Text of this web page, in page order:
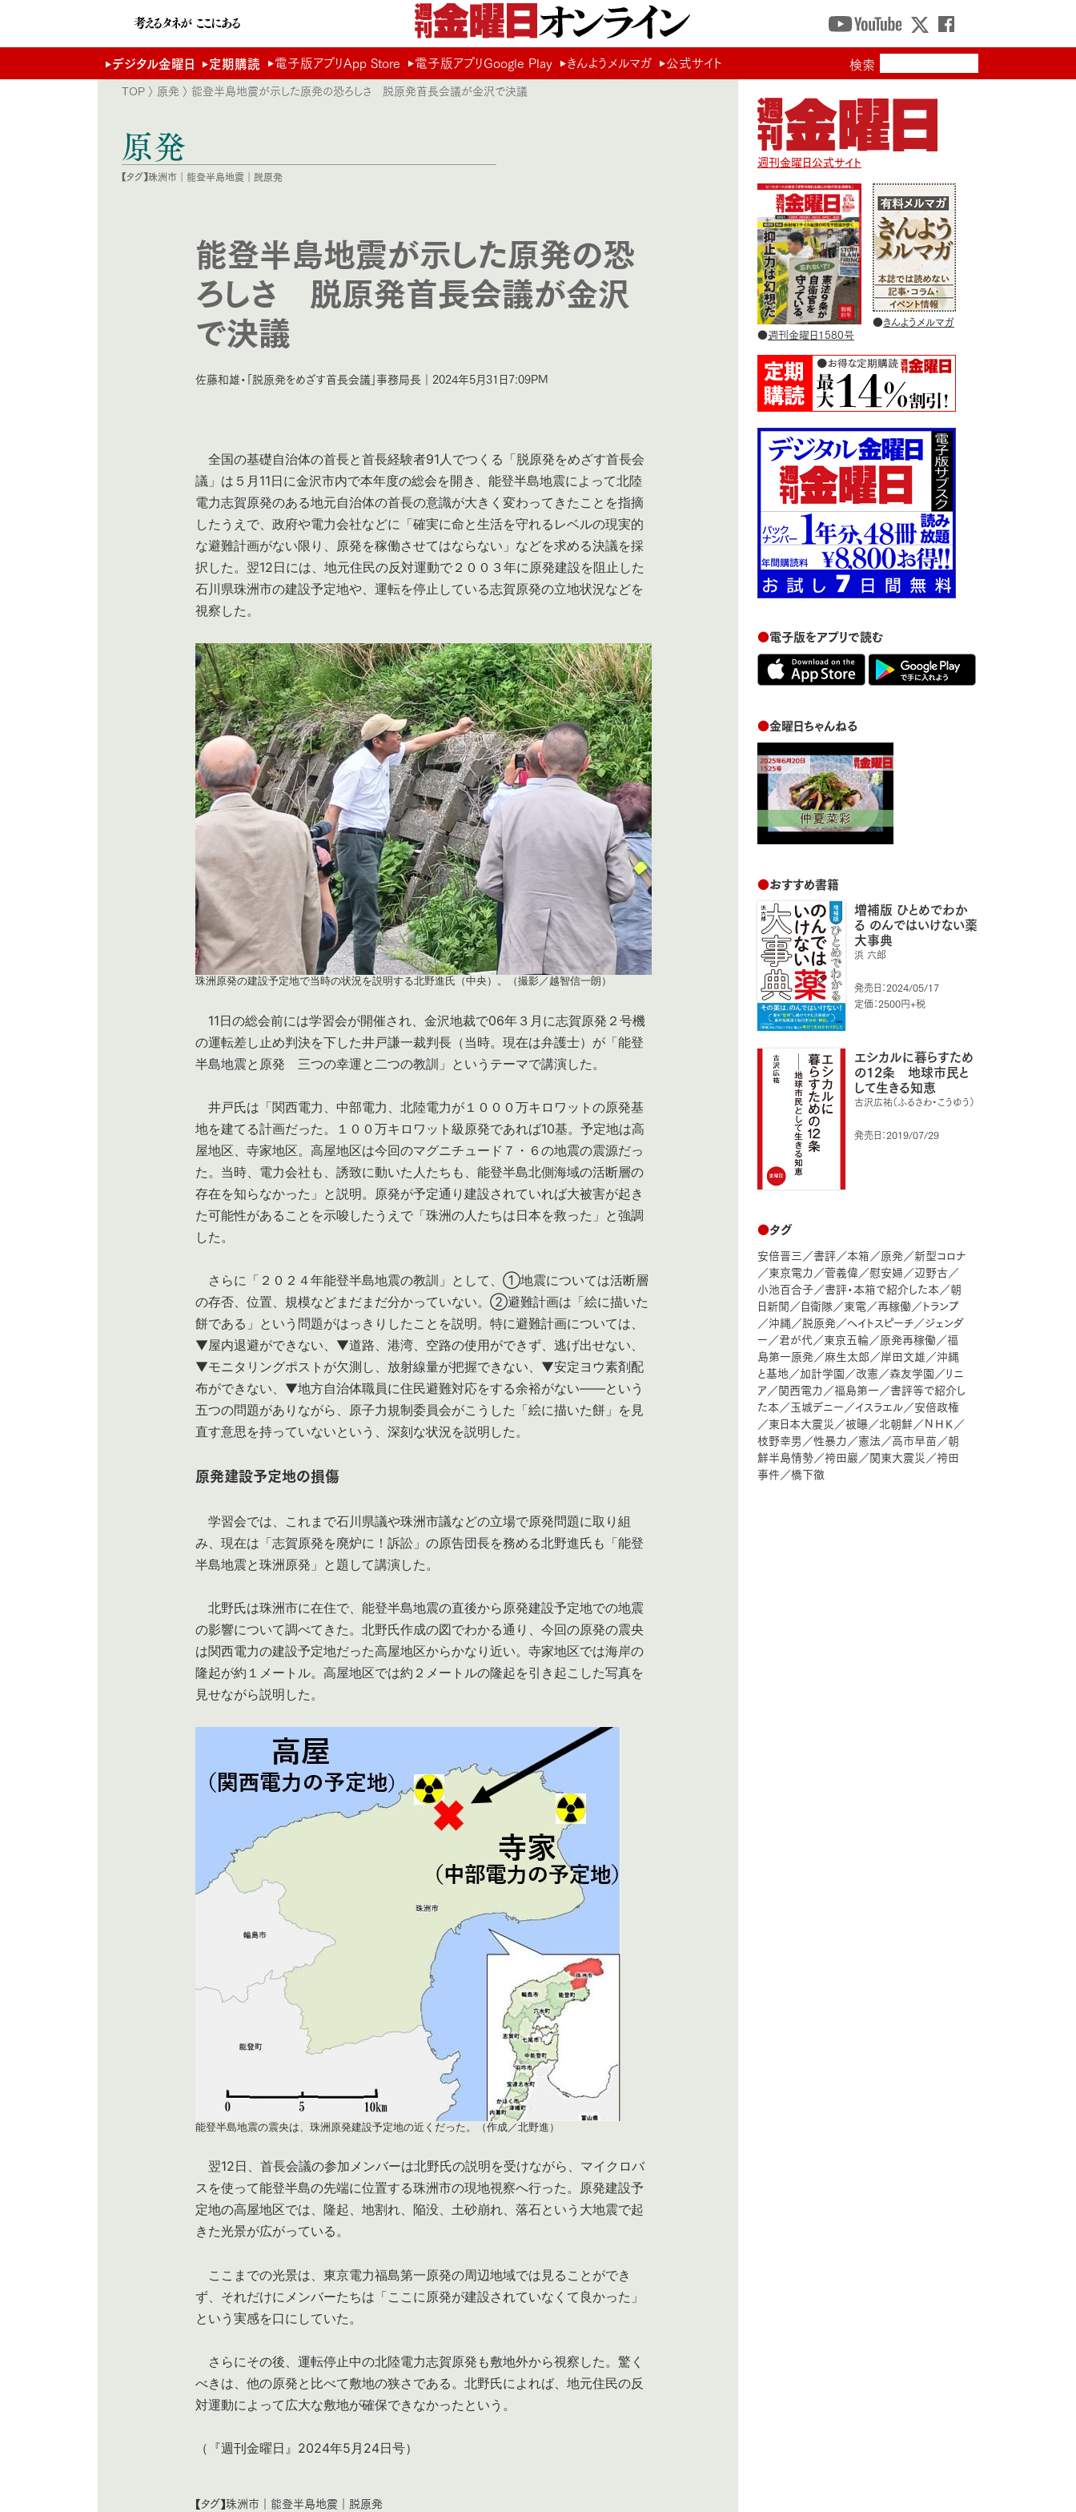
デジタル金曜日 定期購読 電子版アプリApp Store 電子版アプリGoogle Play きんようメルマガ 公式サイト 検索
TOP 〉 原発 〉 能登半島地震が示した原発の恐ろしさ 脱原発首長会議が金沢で決議
原発
【タグ】珠洲市 ｜ 能登半島地震 ｜ 脱原発
能登半島地震が示した原発の恐
ろしさ 脱原発首長会議が金沢
で決議
佐藤和雄・「脱原発をめざす首長会議」事務局長｜2024年5月31日7:09PM
全国の基礎自治体の首長と首長経験者91人でつくる「脱原発をめざす首長会
議」は５月11日に金沢市内で本年度の総会を開き、能登半島地震によって北陸
電力志賀原発のある地元自治体の首長の意識が大きく変わってきたことを指摘
したうえで、政府や電力会社などに「確実に命と生活を守れるレベルの現実的
な避難計画がない限り、原発を稼働させてはならない」などを求める決議を採
択した。翌12日には、地元住民の反対運動で２００３年に原発建設を阻止した
石川県珠洲市の建設予定地や、運転を停止している志賀原発の立地状況などを
視察した。
珠洲原発の建設予定地で当時の状況を説明する北野進氏（中央）。（撮影／越智信一朗）
11日の総会前には学習会が開催され、金沢地裁で06年３月に志賀原発２号機
の運転差し止め判決を下した井戸謙一裁判長（当時。現在は弁護士）が「能登
半島地震と原発 三つの幸運と二つの教訓」というテーマで講演した。
井戸氏は「関西電力、中部電力、北陸電力が１０００万キロワットの原発基
地を建てる計画だった。１００万キロワット級原発であれば10基。予定地は高
屋地区、寺家地区。高屋地区は今回のマグニチュード７・６の地震の震源だっ
た。当時、電力会社も、誘致に動いた人たちも、能登半島北側海域の活断層の
存在を知らなかった」と説明。原発が予定通り建設されていれば大被害が起き
た可能性があることを示唆したうえで「珠洲の人たちは日本を救った」と強調
した。
さらに「２０２４年能登半島地震の教訓」として、①地震については活断層
の存否、位置、規模などまだまだ分かっていない。②避難計画は「絵に描いた
餅である」という問題がはっきりしたことを説明。特に避難計画については、
▼屋内退避ができない、▼道路、港湾、空路の使用ができず、逃げ出せない、
▼モニタリングポストが欠測し、放射線量が把握できない、▼安定ヨウ素剤配
布ができない、▼地方自治体職員に住民避難対応をする余裕がない――という
五つの問題がありながら、原子力規制委員会がこうした「絵に描いた餅」を見
直す意思を持っていないという、深刻な状況を説明した。
原発建設予定地の損傷
学習会では、これまで石川県議や珠洲市議などの立場で原発問題に取り組
み、現在は「志賀原発を廃炉に！訴訟」の原告団長を務める北野進氏も「能登
半島地震と珠洲原発」と題して講演した。
北野氏は珠洲市に在住で、能登半島地震の直後から原発建設予定地での地震
の影響について調べてきた。北野氏作成の図でわかる通り、今回の原発の震央
は関西電力の建設予定地だった高屋地区からかなり近い。寺家地区では海岸の
隆起が約１メートル。高屋地区では約２メートルの隆起を引き起こした写真を
見せながら説明した。
能登半島地震の震央は、珠洲原発建設予定地の近くだった。（作成／北野進）
翌12日、首長会議の参加メンバーは北野氏の説明を受けながら、マイクロバ
スを使って能登半島の先端に位置する珠洲市の現地視察へ行った。原発建設予
定地の高屋地区では、隆起、地割れ、陥没、土砂崩れ、落石という大地震で起
きた光景が広がっている。
ここまでの光景は、東京電力福島第一原発の周辺地域では見ることができ
ず、それだけにメンバーたちは「ここに原発が建設されていなくて良かった」
という実感を口にしていた。
さらにその後、運転停止中の北陸電力志賀原発も敷地外から視察した。驚く
べきは、他の原発と比べて敷地の狭さである。北野氏によれば、地元住民の反
対運動によって広大な敷地が確保できなかったという。
（『週刊金曜日』2024年5月24日号）
【タグ】珠洲市 ｜ 能登半島地震 ｜ 脱原発
週刊金曜日公式サイト
●週刊金曜日1580号
●きんようメルマガ
●電子版をアプリで読む
●金曜日ちゃんねる
●おすすめ書籍
増補版 ひとめでわか
る のんではいけない薬
大事典
浜 六郎
発売日：2024/05/17
定価：2500円+税
エシカルに暮らすため
の12条 地球市民と
して生きる知恵
古沢広祐（ふるさわ・こうゆう）
発売日：2019/07/29
●タグ
安倍晋三／書評／本箱／原発／新型コロナ
／東京電力／菅義偉／慰安婦／辺野古／
小池百合子／書評・本箱で紹介した本／朝
日新聞／自衛隊／東電／再稼働／トランプ
／沖縄／脱原発／ヘイトスピーチ／ジェンダ
ー／君が代／東京五輪／原発再稼働／福
島第一原発／麻生太郎／岸田文雄／沖縄
と基地／加計学園／改憲／森友学園／リニ
ア／関西電力／福島第一／書評等で紹介し
た本／玉城デニー／イスラエル／安倍政権
／東日本大震災／被曝／北朝鮮／ＮＨＫ／
枝野幸男／性暴力／憲法／高市早苗／朝
鮮半島情勢／袴田巖／関東大震災／袴田
事件／橋下徹